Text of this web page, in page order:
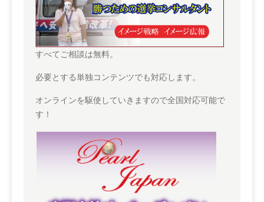
すべてご相談は無料。
必要とする単独コンテンツでも対応します。
オンラインを駆使していきますので全国対応可能で
す！